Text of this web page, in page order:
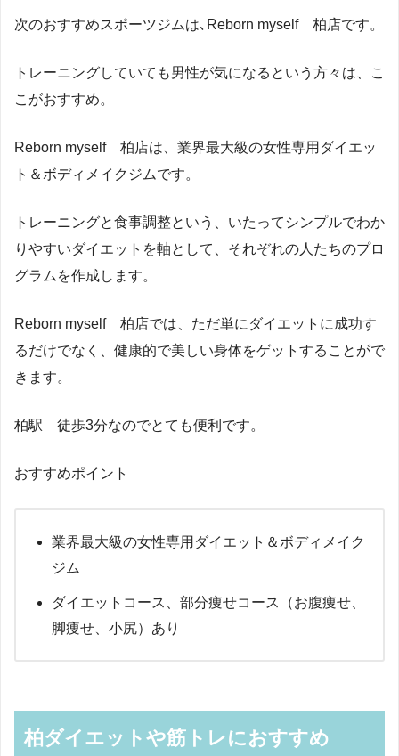
次のおすすめスポーツジムは､Reborn myself 柏店です。
トレーニングしていても男性が気になるという方々は、こ
こがおすすめ。
Reborn myself 柏店は、業界最大級の女性専用ダイエッ
ト＆ボディメイクジムです。
トレーニングと食事調整という、いたってシンプルでわか
りやすいダイエットを軸として、それぞれの人たちのプロ
グラムを作成します。
Reborn myself 柏店では、ただ単にダイエットに成功す
るだけでなく、健康的で美しい身体をゲットすることがで
きます。
柏駅 徒歩3分なのでとても便利です。
おすすめポイント
業界最大級の女性専用ダイエット＆ボディメイク
ジム
ダイエットコース、部分痩せコース（お腹痩せ、
脚痩せ、小尻）あり
柏ダイエットや筋トレにおすすめ